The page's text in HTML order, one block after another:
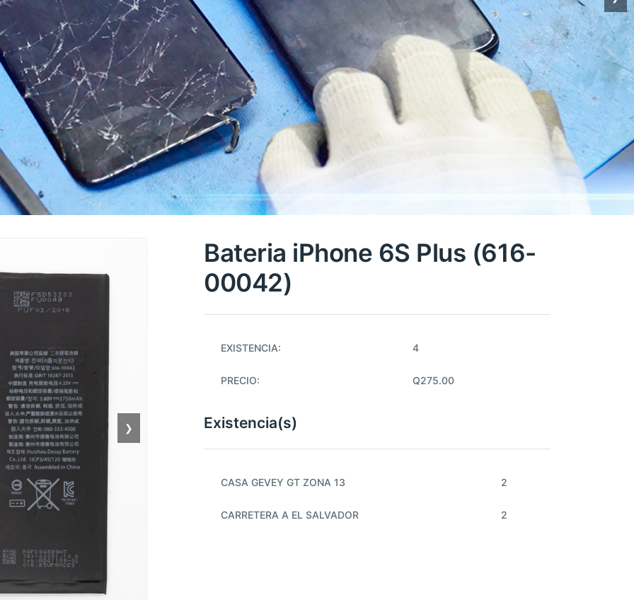
❯
Bateria iPhone 6S Plus (616-
00042)
EXISTENCIA: 4
PRECIO: Q275.00
Existencia(s)
CASA GEVEY GT ZONA 13 2
CARRETERA A EL SALVADOR 2